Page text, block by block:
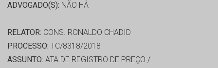
ADVOGADO(S): NÃO HÁ
RELATOR: CONS. RONALDO CHADID
PROCESSO: TC/8318/2018
ASSUNTO: ATA DE REGISTRO DE PREÇO /